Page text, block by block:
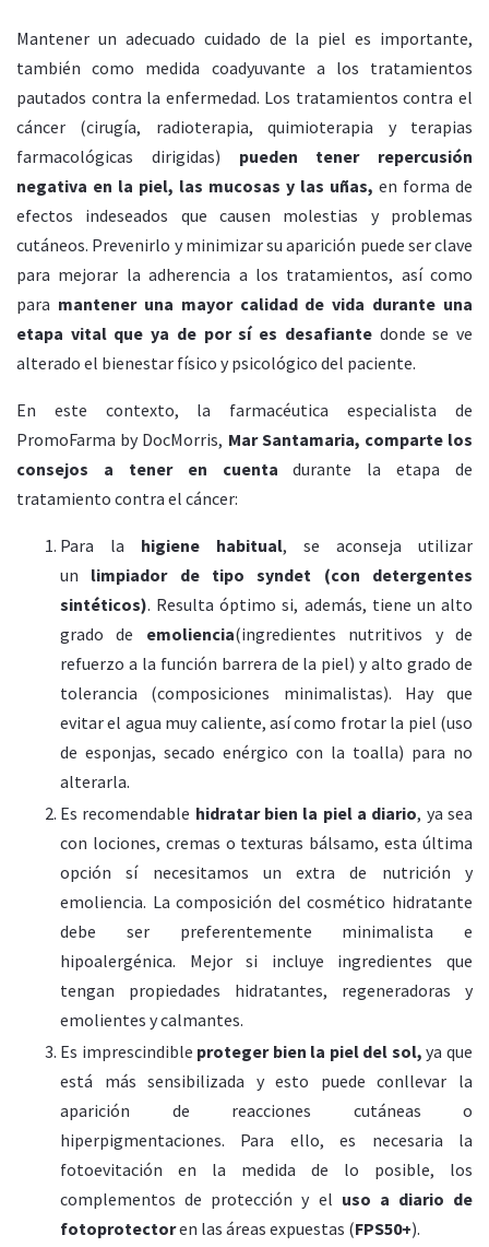
Mantener un adecuado cuidado de la piel es importante,
también como medida coadyuvante a los tratamientos
pautados contra la enfermedad. Los tratamientos contra el
cáncer (cirugía, radioterapia, quimioterapia y terapias
farmacológicas dirigidas) pueden tener repercusión
negativa en la piel, las mucosas y las uñas, en forma de
efectos indeseados que causen molestias y problemas
cutáneos. Prevenirlo y minimizar su aparición puede ser clave
para mejorar la adherencia a los tratamientos, así como
para mantener una mayor calidad de vida durante una
etapa vital que ya de por sí es desafiantedonde se ve
alterado el bienestar físico y psicológico del paciente.
En este contexto, la farmacéutica especialista de
PromoFarma by DocMorris, Mar Santamaria, comparte los
consejos a tener en cuenta durante la etapa de
tratamiento contra el cáncer:
Para la higiene habitual, se aconseja utilizar
un limpiador de tipo syndet (con detergentes
sintéticos). Resulta óptimo si, además, tiene un alto
grado de emoliencia(ingredientes nutritivos y de
refuerzo a la función barrera de la piel) y alto grado de
tolerancia (composiciones minimalistas). Hay que
evitar el agua muy caliente, así como frotar la piel (uso
de esponjas, secado enérgico con la toalla) para no
alterarla.
Es recomendable hidratar bien la piel a diario, ya sea
con lociones, cremas o texturas bálsamo, esta última
opción sí necesitamos un extra de nutrición y
emoliencia. La composición del cosmético hidratante
debe ser preferentemente minimalista e
hipoalergénica. Mejor si incluye ingredientes que
tengan propiedades hidratantes, regeneradoras y
emolientes y calmantes.
Es imprescindible proteger bien la piel del sol, ya que
está más sensibilizada y esto puede conllevar la
aparición de reacciones cutáneas o
hiperpigmentaciones. Para ello, es necesaria la
fotoevitación en la medida de lo posible, los
complementos de protección y el uso a diario de
fotoprotectoren las áreas expuestas (FPS50+).